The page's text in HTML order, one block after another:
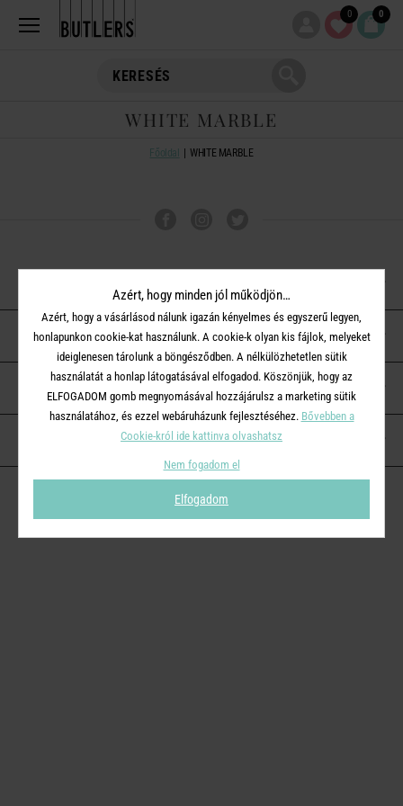
0 0
WHITE MARBLE
Főoldal WHITE MARBLE
ÜGYFÉLSZOLGÁLAT
A BUTLERS-RŐL
KAPCSOLAT
Azért, hogy minden jól működjön…
Azért, hogy a vásárlásod nálunk igazán kényelmes és egyszerű legyen,
honlapunkon cookie-kat használunk. A cookie-k olyan kis fájlok, melyeket
ideiglenesen tárolunk a böngésződben. A nélkülözhetetlen sütik
használatát a honlap látogatásával elfogadod. Köszönjük, hogy az
ELFOGADOM gomb megnyomásával hozzájárulsz a marketing sütik
használatához, és ezzel webáruházunk fejlesztéséhez. Bővebben a
Cookie-król ide kattinva olvashatsz
Nem fogadom el
Elfogadom